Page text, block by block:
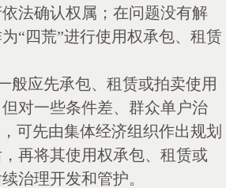
法确认权属；在问题没有解
“四荒”进行使用权承包、租赁
般应先承包、租赁或拍卖使用
对一些条件差、群众单户治
可先由集体经济组织作出规划
再将其使用权承包、租赁或
治理开发和管护。